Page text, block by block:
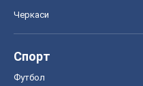
Черкаси
Спорт
Футбол